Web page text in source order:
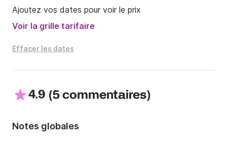
Ajoutez vos dates pour voir le prix
Voir la grille tarifaire
Effacer les dates
4.9 (5 commentaires)
Notes globales